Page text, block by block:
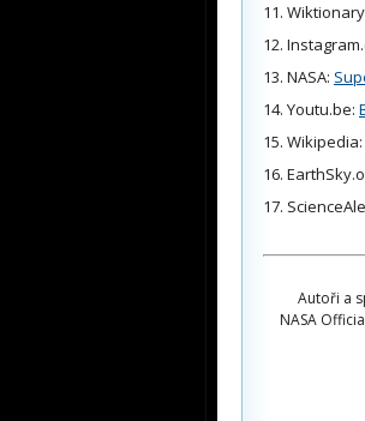
NASA:
Youtu.be:
Wikipedia:
Autoři a
NASA